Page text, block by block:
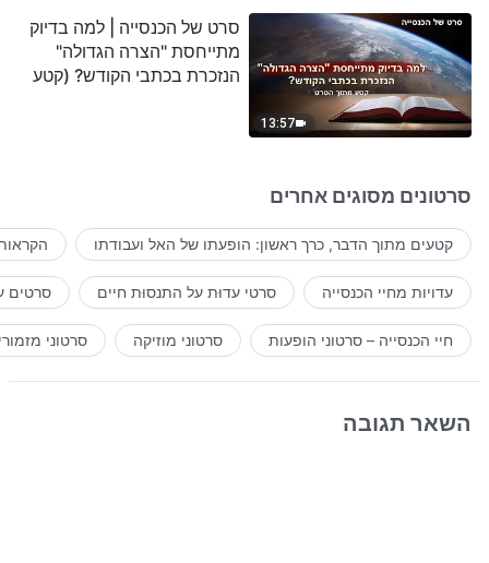
13:57
סרט של הכנסייה | למה בדיוק
מתייחסת "הצרה הגדולה"
הנזכרת בכתבי הקודש? (קטע
סרטונים מסוגים אחרים
קטעים מתוך הדבר, כרך ראשון: הופעתו של האל ועבודתו
עדויות מחיי הכנסייה סרטי עדוּת על התנסוּת חיים סרטים
חיי הכנסייה – סרטוני הופעות סרטוני מוזיקה סרטוני
השאר תגובה